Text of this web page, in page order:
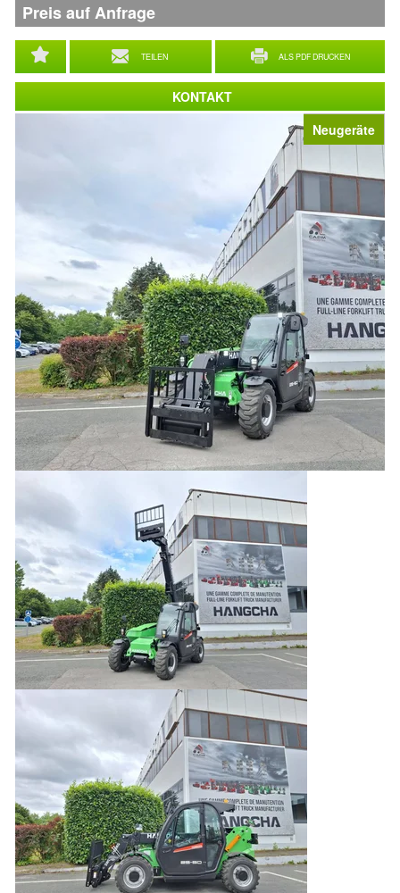
Neugeräte
TEILEN ALS PDF DRUCKEN
Preis auf Anfrage
KONTAKT